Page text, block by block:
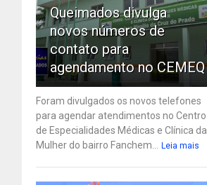
Queimados divulga
novos números de
contato para
agendamento no CEMEQ
Foram divulgados os novos telefones
para agendar atendimentos no Centro
de Especialidades Médicas e Clínica da
Mulher do bairro Fanchem...
Leia mais